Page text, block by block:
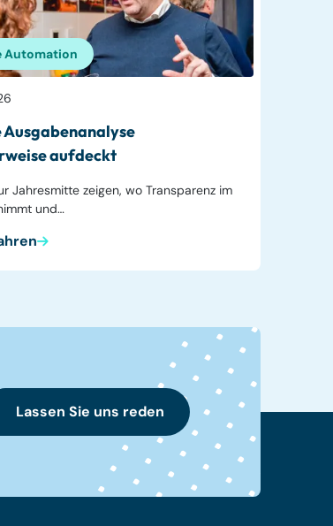
Automation
Ausgabenanalyse
aufdeckt
Jahresmitte zeigen, wo Transparenz im
und…
Lassen Sie uns reden